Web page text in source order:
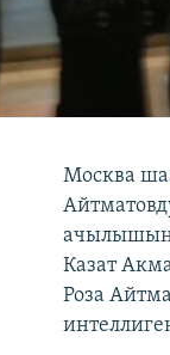
Москва
Казат
Роза